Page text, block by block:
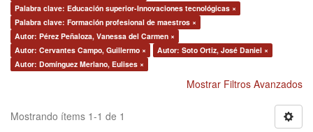
Palabra clave: Educación superior-Innovaciones tecnológicas ×
Palabra clave: Formación profesional de maestros ×
Autor: Pérez Peñaloza, Vanessa del Carmen ×
Autor: Cervantes Campo, Guillermo ×
Autor: Soto Ortiz, José Daniel ×
Autor: Domínguez Merlano, Eulises ×
Mostrar Filtros Avanzados
Mostrando ítems 1-1 de 1